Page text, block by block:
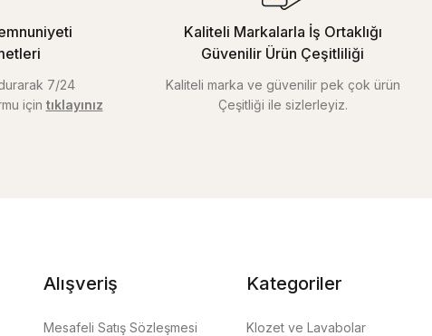
7/24
için tıklayınız
Kaliteli Markalarla İş Ortaklığı
Güvenilir Ürün Çeşitliliği
Kaliteli marka ve güvenilir pek çok ürün
Çeşitliği ile sizlerleyiz.
Alışveriş
Mesafeli Satış Sözleşmesi
Kategoriler
Klozet ve Lavabolar